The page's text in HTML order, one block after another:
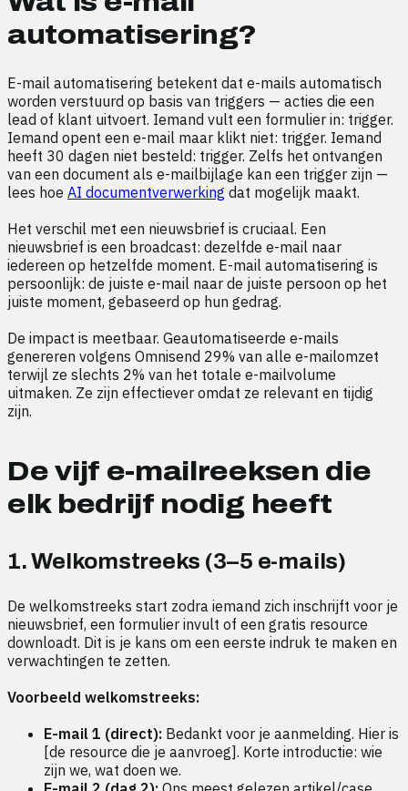
automatisering?
E-mail automatisering betekent dat e-mails automatisch
worden verstuurd op basis van triggers — acties die een
lead of klant uitvoert. Iemand vult een formulier in: trigger.
Iemand opent een e-mail maar klikt niet: trigger. Iemand
heeft 30 dagen niet besteld: trigger. Zelfs het ontvangen
van een document als e-mailbijlage kan een trigger zijn —
lees hoe AI documentverwerking dat mogelijk maakt.
Het verschil met een nieuwsbrief is cruciaal. Een
nieuwsbrief is een broadcast: dezelfde e-mail naar
iedereen op hetzelfde moment. E-mail automatisering is
persoonlijk: de juiste e-mail naar de juiste persoon op het
juiste moment, gebaseerd op hun gedrag.
De impact is meetbaar. Geautomatiseerde e-mails
genereren volgens Omnisend 29% van alle e-mailomzet
terwijl ze slechts 2% van het totale e-mailvolume
uitmaken. Ze zijn effectiever omdat ze relevant en tijdig
zijn.
De vijf e-mailreeksen die
elk bedrijf nodig heeft
1. Welkomstreeks (3–5 e-mails)
De welkomstreeks start zodra iemand zich inschrijft voor je
nieuwsbrief, een formulier invult of een gratis resource
downloadt. Dit is je kans om een eerste indruk te maken en
verwachtingen te zetten.
Voorbeeld welkomstreeks:
E-mail 1 (direct): Bedankt voor je aanmelding. Hier is
[de resource die je aanvroeg]. Korte introductie: wie
zijn we, wat doen we.